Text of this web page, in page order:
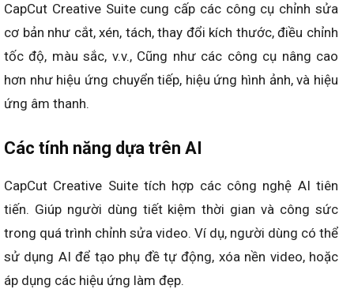
CapCut Creative Suite cung cấp các công cụ chỉnh sửa
cơ bản như cắt, xén, tách, thay đổi kích thước, điều chỉnh
tốc độ, màu sắc, v.v., Cũng như các công cụ nâng cao
hơn như hiệu ứng chuyển tiếp, hiệu ứng hình ảnh, và hiệu
ứng âm thanh.
Các tính năng dựa trên AI
CapCut Creative Suite tích hợp các công nghệ AI tiên
tiến. Giúp người dùng tiết kiệm thời gian và công sức
trong quá trình chỉnh sửa video. Ví dụ, người dùng có thể
sử dụng AI để tạo phụ đề tự động, xóa nền video, hoặc
áp dụng các hiệu ứng làm đẹp.